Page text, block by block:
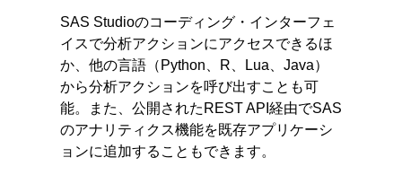
SAS Studioのコーディング・インターフェ
イスで分析アクションにアクセスできるほ
か、他の言語（Python、R、Lua、Java）
から分析アクションを呼び出すことも可
能。また、公開されたREST API経由でSAS
のアナリティクス機能を既存アプリケーシ
ョンに追加することもできます。